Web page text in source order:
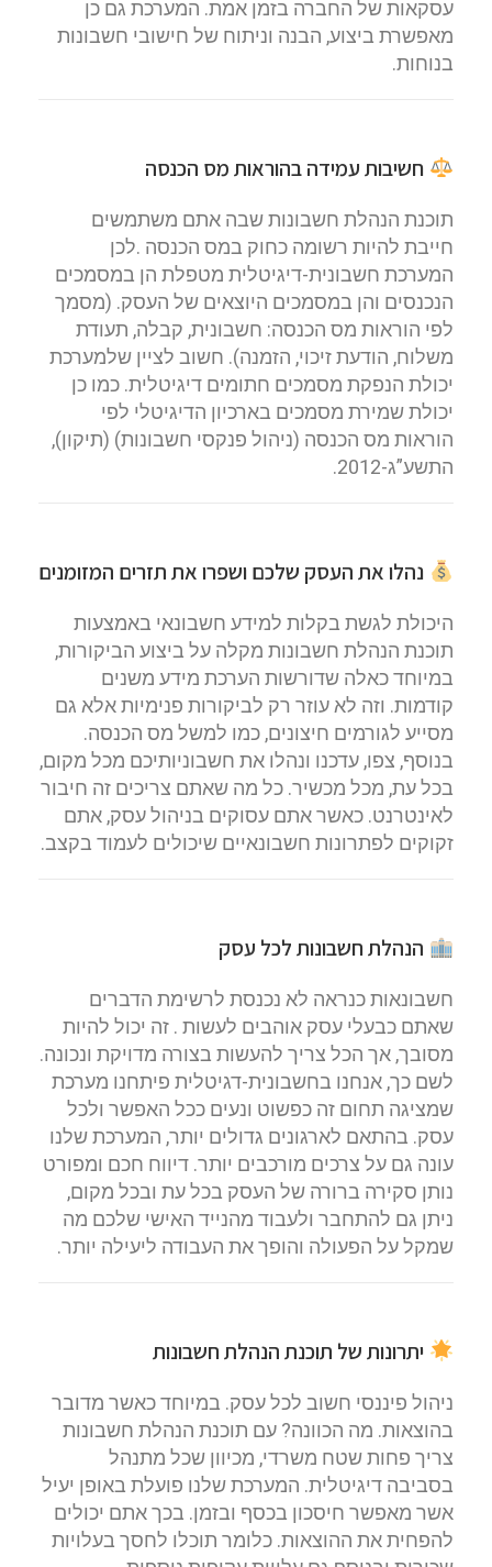
עסקאות של החברה בזמן אמת. המערכת גם כן
מאפשרת ביצוע, הבנה וניתוח של חישובי חשבונות
בנוחות.
חשיבות עמידה בהוראות מס הכנסה
תוכנת הנהלת חשבונות שבה אתם משתמשים
חייבת להיות רשומה כחוק במס הכנסה .לכן
המערכת חשבונית-דיגיטלית מטפלת הן במסמכים
הנכנסים והן במסמכים היוצאים של העסק. (מסמך
לפי הוראות מס הכנסה: חשבונית, קבלה, תעודת
משלוח, הודעת זיכוי, הזמנה). חשוב לציין שלמערכת
יכולת הנפקת מסמכים חתומים דיגיטלית. כמו כן
יכולת שמירת מסמכים בארכיון הדיגיטלי לפי
הוראות מס הכנסה (ניהול פנקסי חשבונות) (תיקון),
התשע”ג-2012.
נהלו את העסק שלכם ושפרו את תזרים המזומנים
היכולת לגשת בקלות למידע חשבונאי באמצעות
תוכנת הנהלת חשבונות מקלה על ביצוע הביקורות,
במיוחד כאלה שדורשות הערכת מידע משנים
קודמות. וזה לא עוזר רק לביקורות פנימיות אלא גם
מסייע לגורמים חיצונים, כמו למשל מס הכנסה.
בנוסף, צפו, עדכנו ונהלו את חשבוניותיכם מכל מקום,
בכל עת, מכל מכשיר. כל מה שאתם צריכים זה חיבור
לאינטרנט. כאשר אתם עסוקים בניהול עסק, אתם
זקוקים לפתרונות חשבונאיים שיכולים לעמוד בקצב.
הנהלת חשבונות לכל עסק
חשבונאות כנראה לא נכנסת לרשימת הדברים
שאתם כבעלי עסק אוהבים לעשות . זה יכול להיות
מסובך, אך הכל צריך להעשות בצורה מדויקת ונכונה.
לשם כך, אנחנו בחשבונית-דגיטלית פיתחנו מערכת
שמציגה תחום זה כפשוט ונעים ככל האפשר ולכל
עסק. בהתאם לארגונים גדולים יותר, המערכת שלנו
עונה גם על צרכים מורכבים יותר. דיווח חכם ומפורט
נותן סקירה ברורה של העסק בכל עת ובכל מקום,
ניתן גם להתחבר ולעבוד מהנייד האישי שלכם מה
שמקל על הפעולה והופך את העבודה ליעילה יותר.
יתרונות של תוכנת הנהלת חשבונות
ניהול פיננסי חשוב לכל עסק. במיוחד כאשר מדובר
בהוצאות. מה הכוונה? עם תוכנת הנהלת חשבונות
צריך פחות שטח משרדי, מכיוון שכל מתנהל
בסביבה דיגיטלית. המערכת שלנו פועלת באופן יעיל
אשר מאפשר חיסכון בכסף ובזמן. בכך אתם יכולים
להפחית את ההוצאות. כלומר תוכלו לחסך בעלויות